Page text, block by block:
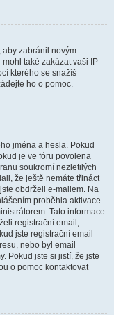
aby zabránil novým
také zakázat vaši IP
kterého se snažíš
ho o pomoc.
jména a hesla. Pokud
je ve fóru povolena
soukromí nezletilých
že ještě nemáte třináct
obdrželi e-mailem. Na
proběhla aktivace
Tato informace
registrační email,
jste registrační email
nebo byl email
Pokud jste si jistí, že jste
o pomoc kontaktovat